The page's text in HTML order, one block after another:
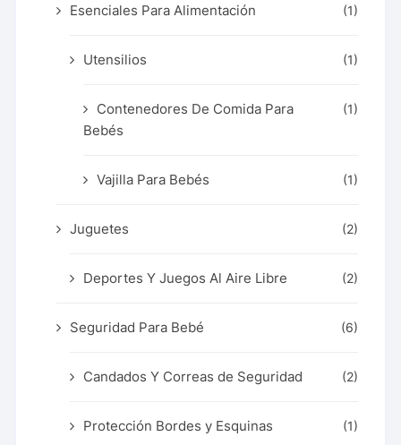
Esenciales Para Alimentación (1)
Utensilios (1)
Contenedores De Comida Para
Bebés
(1)
Vajilla Para Bebés (1)
Juguetes (2)
Deportes Y Juegos Al Aire Libre (2)
Seguridad Para Bebé (6)
Candados Y Correas de Seguridad (2)
Protección Bordes y Esquinas (1)